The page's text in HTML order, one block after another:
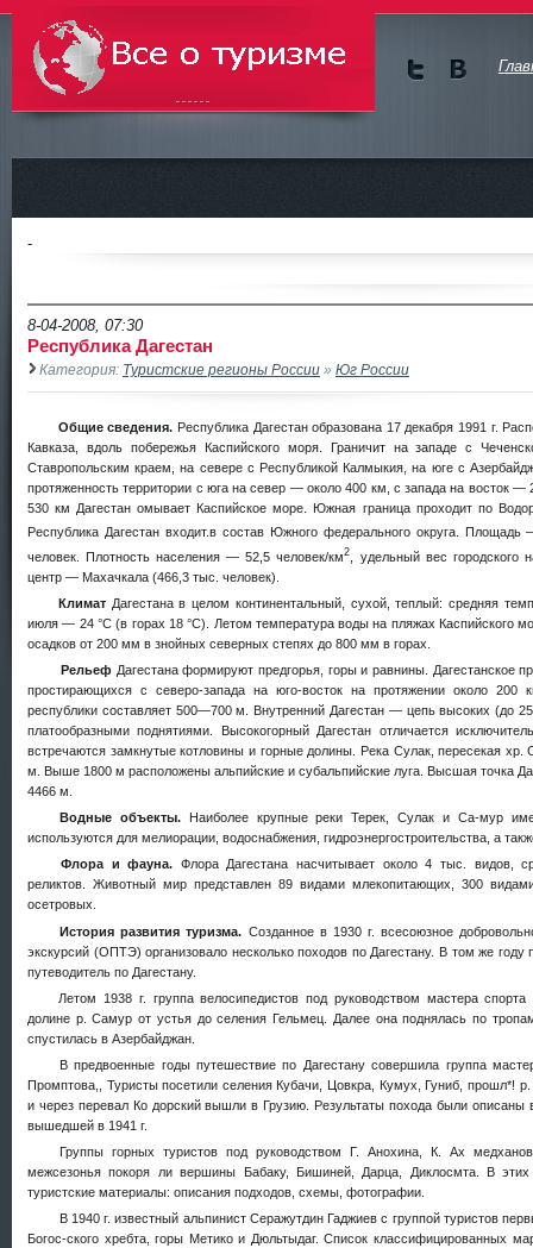
Всё о туризме
-
8-04-2008, 07:30
Республика Дагестан
Категория: Туристские регионы России » Юг России
Общие сведения. Республика Дагестан образована 17 декабря 1991 г.
Кавказа, вдоль побережья Каспийского моря. Граничит на западе с
Ставропольским краем, на севере с Республикой Калмыкия, на юге с
протяженность территории с юга на север — около 400 км, с запада на восток —
530 км Дагестан омывает Каспийское море. Южная граница проходит по
Республика Дагестан входит.в состав Южного федерального округа.
человек. Плотность населения — 52,5 человек/км2
, удельный вес
центр — Махачкала (466,3 тыс. человек).
Климат Дагестана в целом континентальный, сухой, теплый: средняя
июля — 24 °С (в горах 18 °С). Летом температура воды на пляжах Каспийского
осадков от 200 мм в знойных северных степях до 800 мм в горах.
Рельеф Дагестана формируют предгорья, горы и равнины. Дагестанское
простирающихся с северо-запада на юго-восток на протяжении около 200
республики составляет 500—700 м. Внутренний Дагестан — цепь высоких (до
платообразными поднятиями. Высокогорный Дагестан отличается
встречаются замкнутые котловины и горные долины. Река Сулак, пересекая хр.
м. Выше 1800 м расположены альпийские и субальпийские луга. Высшая точка
4466 м.
Водные объекты.
Наиболее крупные реки Терек, Сулак и Са-мур
используются для мелиорации, водоснабжения, гидроэнергостроительства, а
Флора и фауна. Флора Дагестана насчитывает около 4 тыс. видов,
реликтов. Животный мир представлен 89 видами млекопитающих, 300
осетровых.
История развития туризма. Созданное в 1930 г. всесоюзное
экскурсий (ОПТЭ) организовало несколько походов по Дагестану. В том же
путеводитель по Дагестану.
Летом 1938 г. группа велосипедистов под руководством мастера
долине р. Самур от устья до селения Гельмец. Далее она поднялась по
спустилась в Азербайджан.
В предвоенные годы путешествие по Дагестану совершила группа
Промптова,, Туристы посетили селения Кубачи, Цовкра, Кумух, Гуниб, прошл*!
и через перевал Ко дорский вышли в Грузию. Результаты похода были описаны
вышедшей в 1941 г.
Группы горных туристов под руководством Г. Анохина, К. Ах
межсезонья покоря ли вершины Бабаку, Бишиней, Дарца, Диклосмта. В этих
туристские материалы: описания подходов, схемы, фотографии.
В 1940 г. известный альпинист Серажутдин Гаджиев с группой туристов
Богос-ского хребта, горы Метико и Дюльтыдаг. Список классифицированных